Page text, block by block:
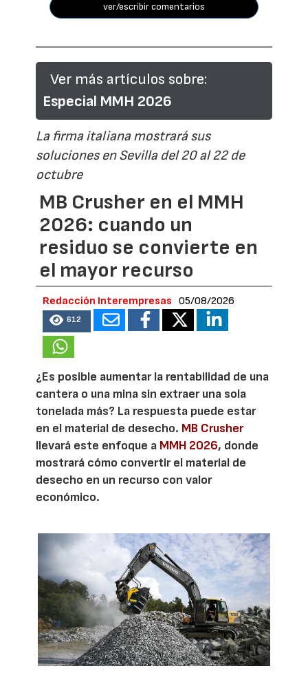
ver/escribir comentarios
Ver más artículos sobre:
Especial MMH 2026
La firma italiana mostrará sus
soluciones en Sevilla del 20 al 22 de
octubre
MB Crusher en el MMH
2026: cuando un
residuo se convierte en
el mayor recurso
Redacción Interempresas 05/08/2026
612
¿Es posible aumentar la rentabilidad de una
cantera o una mina sin extraer una sola
tonelada más? La respuesta puede estar
en el material de desecho. MB Crusher
llevará este enfoque a MMH 2026, donde
mostrará cómo convertir el material de
desecho en un recurso con valor
económico.